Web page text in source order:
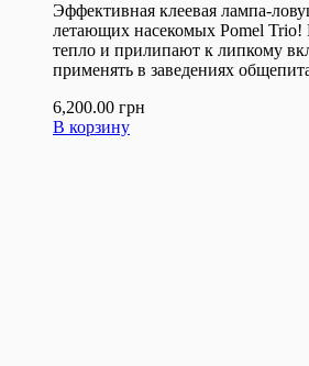
Эффективная клеевая лампа-
летающих насекомых Pomel Trio!
тепло и прилипают к липкому
применять в заведениях
6,200.00 грн
В корзину